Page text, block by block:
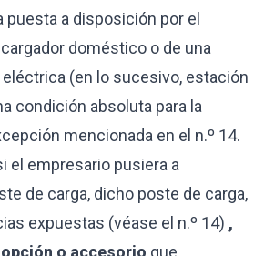
puesta a disposición por el
doméstico o de una
(en lo sucesivo, estación
condición absoluta para la
mencionada en el n.º 14.
el empresario pusiera a
de carga, dicho poste de carga,
expuestas (véase el n.º 14) ,
opción o accesorio que